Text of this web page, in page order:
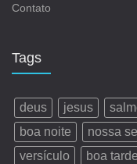
Contato
Tags
deus jesus
boa noite
nossa
versículo
boa tarde